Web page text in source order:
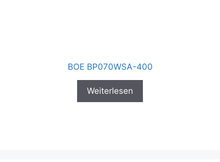
BOE BP070WSA-400
Weiterlesen